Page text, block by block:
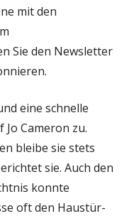
mit den
Sie den Newsletter
eine schnelle
Cameron zu.
bleibe sie stets
sie. Auch den
konnte
oft den Haustür-